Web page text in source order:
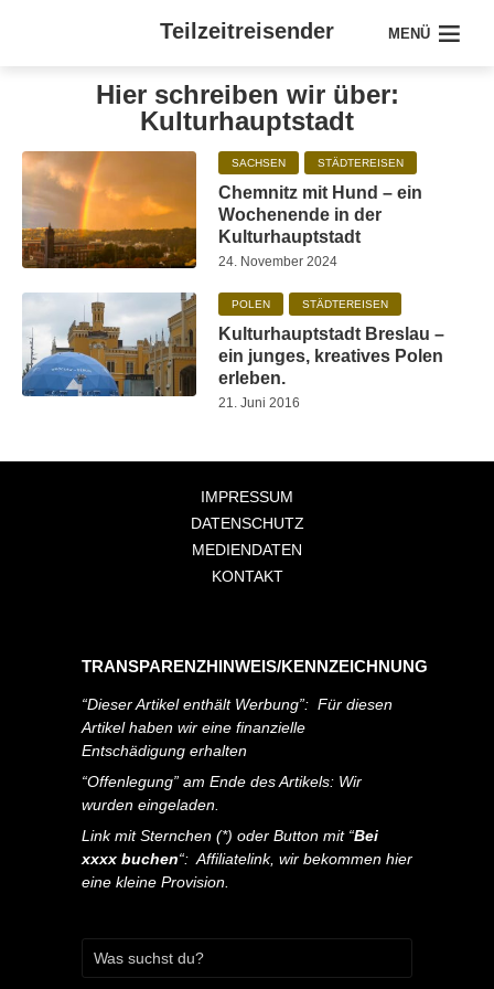
Teilzeitreisender MENÜ
Hier schreiben wir über:
Kulturhauptstadt
SACHSEN STÄDTEREISEN
Chemnitz mit Hund – ein
Wochenende in der
Kulturhauptstadt
24. November 2024
POLEN STÄDTEREISEN
Kulturhauptstadt Breslau –
ein junges, kreatives Polen
erleben.
21. Juni 2016
IMPRESSUM
DATENSCHUTZ
MEDIENDATEN
KONTAKT
TRANSPARENZHINWEIS/KENNZEICHNUNG
“Dieser Artikel enthält Werbung”: Für diesen
Artikel haben wir eine finanzielle
Entschädigung erhalten
“Offenlegung” am Ende des Artikels: Wir
wurden eingeladen.
Link mit Sternchen (*) oder Button mit “Bei
xxxx buchen“: Affiliatelink, wir bekommen hier
eine kleine Provision.